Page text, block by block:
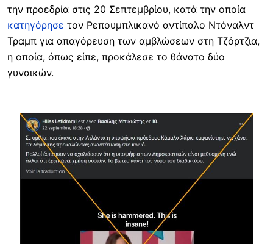
την προεδρία στις 20 Σεπτεμβρίου, κατά την οποία
κατηγόρησε τον Ρεπουμπλικανό αντίπαλο Ντόναλντ
Τραμπ για απαγόρευση των αμβλώσεων στη Τζόρτζια,
η οποία, όπως είπε, προκάλεσε το θάνατο δύο
γυναικών.
Image